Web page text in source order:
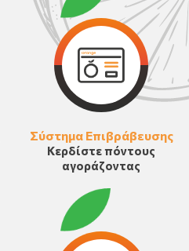
Σύστημα Επιβράβευσης
Κερδίστε πόντους
αγοράζοντας